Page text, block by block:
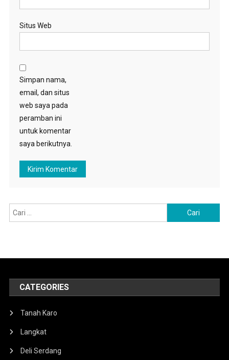
Situs Web
Simpan nama,
email, dan situs
web saya pada
peramban ini
untuk komentar
saya berikutnya.
untuk:
CATEGORIES
Tanah Karo
Langkat
Deli Serdang